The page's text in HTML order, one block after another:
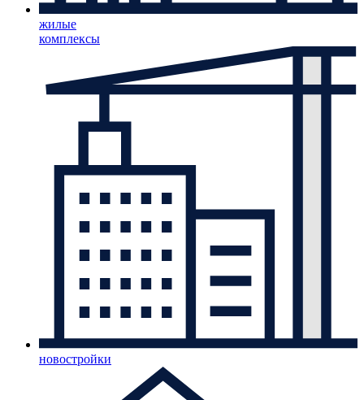
жилые
комплексы
новостройки